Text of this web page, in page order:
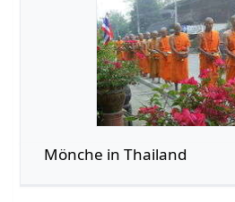
Mönche in Thailand